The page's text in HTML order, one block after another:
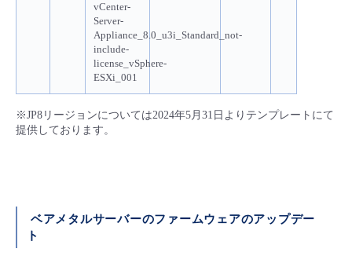
vCenter-
Server-
Appliance_8.0_u3i_Standard_not-
include-
license_vSphere-
ESXi_001
※JP8リージョンについては2024年5月31日よりテンプレートにて
提供しております。
ベアメタルサーバーのファームウェアのアップデー
ト